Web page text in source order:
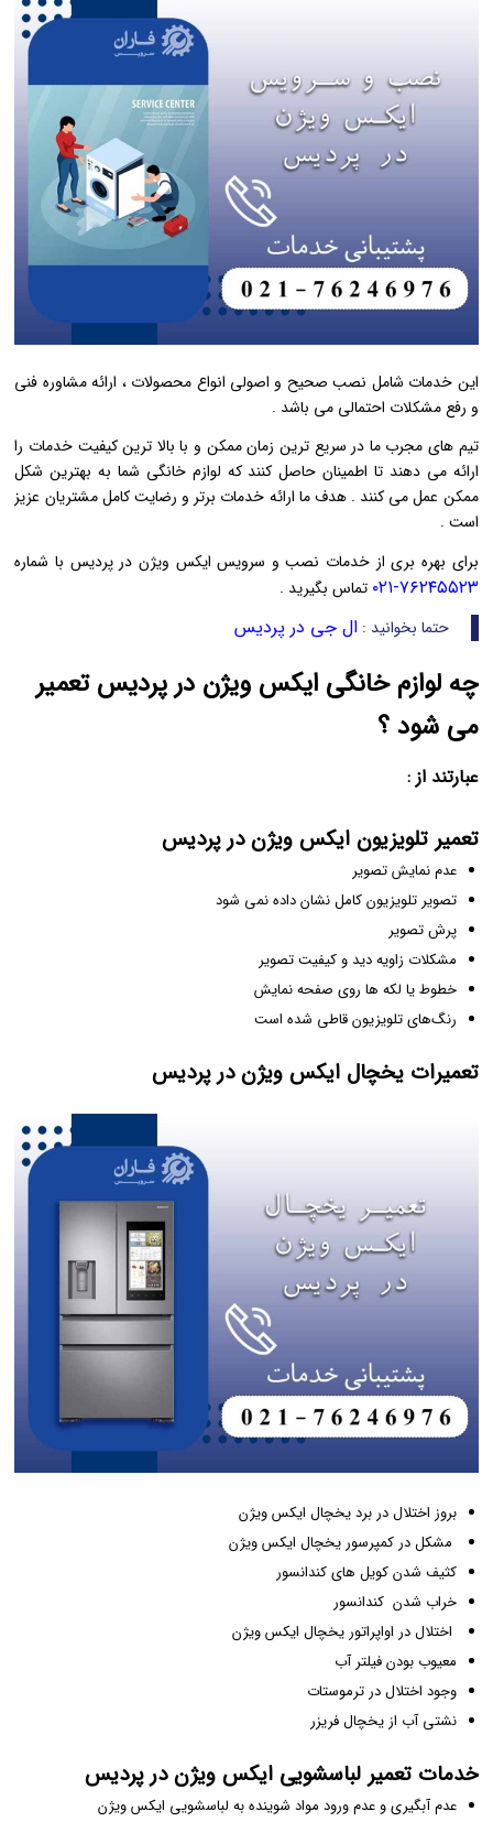
این خدمات شامل نصب صحیح و اصولی انواع محصولات ، ارائه مشاوره فنی
و رفع مشکلات احتمالی می ‌باشد .
تیم‌ های مجرب ما در سریع ‌ترین زمان ممکن و با بالا ترین کیفیت خدمات را
ارائه می ‌دهند تا اطمینان حاصل کنند که لوازم خانگی شما به بهترین شکل
ممکن عمل می‌ کنند . هدف ما ارائه خدمات برتر و رضایت کامل مشتریان عزیز
است .
برای بهره بری از خدمات نصب و سرویس ایکس ویژن در پردیس با شماره
۷۶۲۴۵۵۲۳-۰۲۱
تماس بگیرید .
حتما بخوانید :ال جی در پردیس
چه لوازم خانگی ایکس ویژن در پردیس تعمیر
می شود ؟
عبارتند از :
تعمیر تلویزیون ایکس ویژن در پردیس
عدم نمایش تصویر
تصویر تلویزیون کامل نشان داده نمی‌ شود
پرش تصویر
مشکلات زاویه دید و کیفیت تصویر
خطوط یا لکه‌ ها روی صفحه نمایش
رنگ‌های تلویزیون قاطی شده است
تعمیرات یخچال ایکس ویژن در پردیس
بروز اختلال در برد یخچال ایکس ویژن
مشکل در کمپرسور یخچال ایکس ویژن
کثیف شدن کویل های کندانسور
خراب شدن کندانسور
اختلال در اواپراتور یخچال ایکس ویژن
معیوب بودن فیلتر آب
وجود اختلال در ترموستات
نشتی آب از یخچال فریزر
خدمات تعمیر لباسشویی ایکس ویژن در پردیس
عدم آبگیری و عدم ورود مواد شوینده به لباسشویی ایکس ویژن